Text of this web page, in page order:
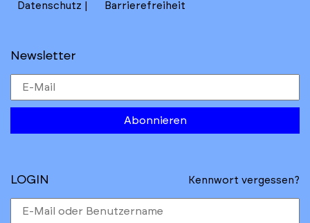
Datenschutz Barrierefreiheit
Newsletter
Abonnieren
LOGIN Kennwort vergessen?